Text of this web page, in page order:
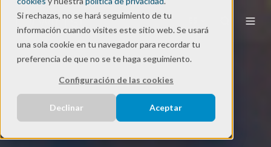
Si rechazas, no se hará seguimiento de tu
información cuando visites este sitio web. Se usará
una sola cookie en tu navegador para recordar tu
preferencia de que no se te haga seguimiento.
Configuración de las cookies
Declinar Aceptar